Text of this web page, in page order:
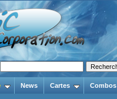
News Cartes Combos